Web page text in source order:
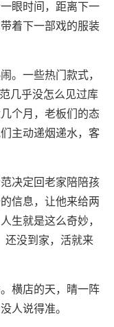
眼时间，距离下一
着下一部戏的服装
。一些热门款式，
几乎没怎么见过库
个月，老板们的态
主动递烟递水，客
决定回老家陪陪孩
信息，让他来给两
生就是这么奇妙，
还没到家，活就来
横店的天，晴一阵
人说得准。